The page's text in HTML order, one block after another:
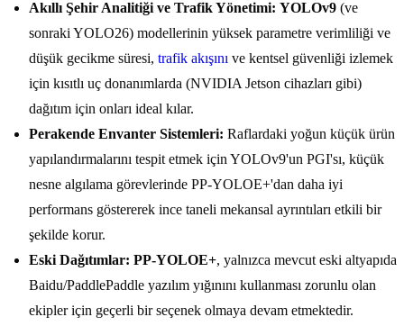
Akıllı Şehir Analitiği ve Trafik Yönetimi: YOLOv9 (ve
sonraki YOLO26) modellerinin yüksek parametre verimliliği ve
düşük gecikme süresi, trafik akışını ve kentsel güvenliği izlemek
için kısıtlı uç donanımlarda (NVIDIA Jetson cihazları gibi)
dağıtım için onları ideal kılar.
Perakende Envanter Sistemleri: Raflardaki yoğun küçük ürün
yapılandırmalarını tespit etmek için YOLOv9'un PGI'sı, küçük
nesne algılama görevlerinde PP-YOLOE+'dan daha iyi
performans göstererek ince taneli mekansal ayrıntıları etkili bir
şekilde korur.
Eski Dağıtımlar: PP-YOLOE+, yalnızca mevcut eski altyapıda
Baidu/PaddlePaddle yazılım yığınını kullanması zorunlu olan
ekipler için geçerli bir seçenek olmaya devam etmektedir.